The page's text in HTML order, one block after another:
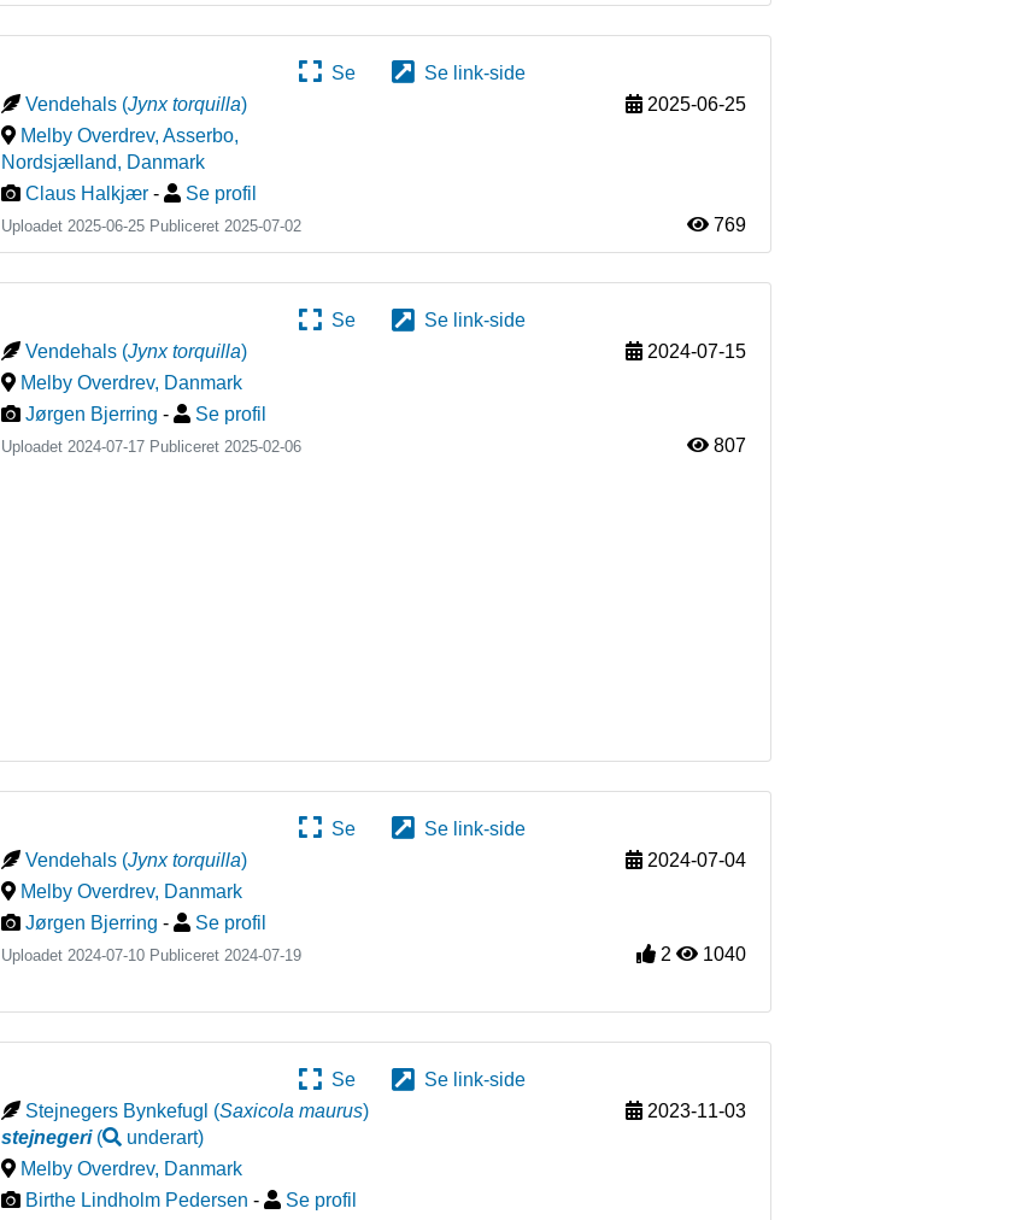
Se
Se link-side
Vendehals (Jynx torquilla)
2025-06-25
Melby Overdrev, Asserbo,
Nordsjælland, Danmark
Claus Halkjær - Se profil
Uploadet 2025-06-25 Publiceret2025-07-02 769
Se
Se link-side
Vendehals (Jynx torquilla)
2024-07-15
Melby Overdrev, Danmark
Jørgen Bjerring - Se profil
Uploadet 2024-07-17 Publiceret2025-02-06 807
Se
Se link-side
Vendehals (Jynx torquilla)
2024-07-04
Melby Overdrev, Danmark
Jørgen Bjerring - Se profil
Uploadet 2024-07-10 Publiceret 2024-07-19 2 1040
Se
Se link-side
Stejnegers Bynkefugl (Saxicola maurus)
stejnegeri( underart)
2023-11-03
Melby Overdrev, Danmark
Birthe Lindholm Pedersen - Se profil